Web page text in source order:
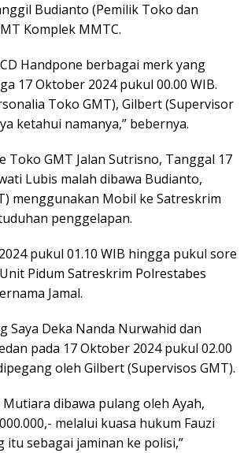
Budianto (Pemilik Toko dan
Komplek MMTC.
Handpone berbagai merk yang
17 Oktober 2024 pukul 00.00 WIB.
Toko GMT), Gilbert (Supervisor
ketahui namanya,” bebernya.
Toko GMT Jalan Sutrisno, Tanggal 17
Lubis malah dibawa Budianto,
menggunakan Mobil ke Satreskrim
penggelapan.
pukul 01.10 WIB hingga pukul sore
Pidum Satreskrim Polrestabes
Jamal.
Saya Deka Nanda Nurwahid dan
pada 17 Oktober 2024 pukul 02.00
oleh Gilbert (Supervisos GMT).
dibawa pulang oleh Ayah,
melalui kuasa hukum Fauzi
itu sebagai jaminan ke polisi,”